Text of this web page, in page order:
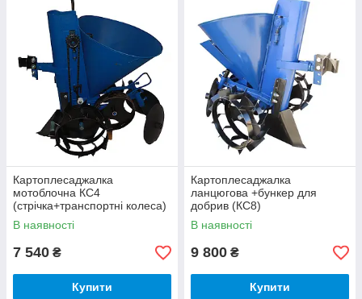
Картоплесаджалка
мотоблочна КС4
(стрічка+транспортні колеса)
В наявності
7 540 ₴
Купити
Картоплесаджалка
ланцюгова +бункер для
добрив (КС8)
В наявності
9 800 ₴
Купити